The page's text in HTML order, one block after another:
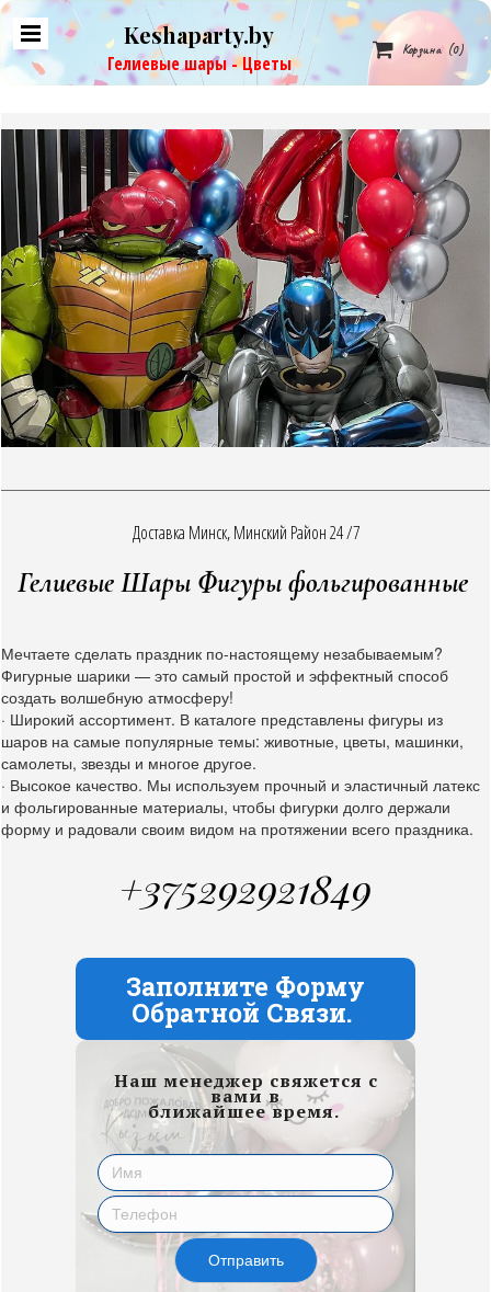
Keshaparty.by
Гелиевые шары - Цветы
 Корзина (0)
Доставка Минск, Минский Район 24 /7
Гелиевые Шары Фигуры фольгированные
Мечтаете сделать праздник по-настоящему незабываемым?
Фигурные шарики — это самый простой и эффектный способ
создать волшебную атмосферу!
· Широкий ассортимент. В каталоге представлены фигуры из
шаров на самые популярные темы: животные, цветы, машинки,
самолеты, звезды и многое другое.
· Высокое качество. Мы используем прочный и эластичный латекс
и фольгированные материалы, чтобы фигурки долго держали
форму и радовали своим видом на протяжении всего праздника.
+375292921849
Заполните Форму
Обратной Связи.
Наш менеджер свяжется с
вами в
ближайшее время.
Отправить